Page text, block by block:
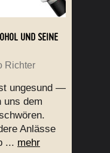
UND SEINE
Richter
ungesund —
uns dem
Anlässe
... mehr